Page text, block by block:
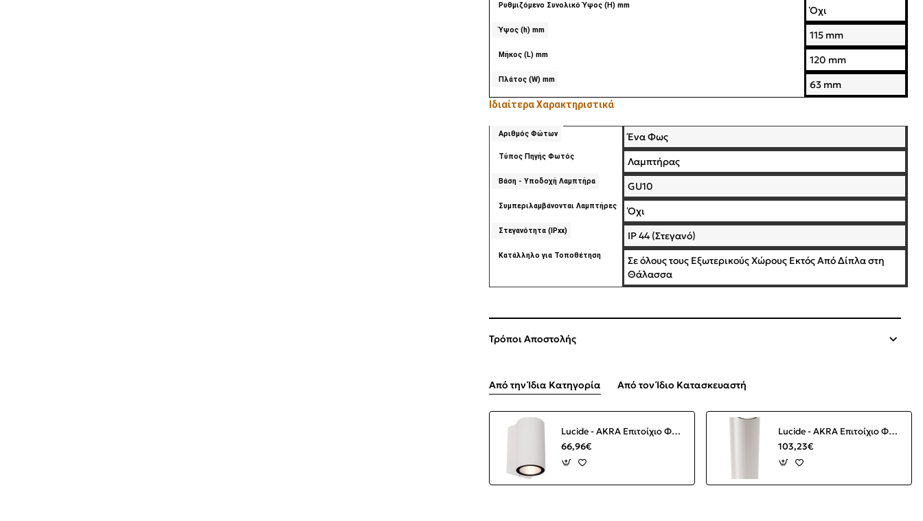
Ρυθμιζόμενο Συνολικό Ύψος (Η) mm Όχι
Ύψος (h) mm 115 mm
Μήκος (L) mm 120 mm
Πλάτος (W) mm 63 mm
Ιδιαίτερα Χαρακτηριστικά
Αριθμός Φώτων Ένα Φως
Τύπος Πηγής Φωτός Λαμπτήρας
Βάση - Υποδοχή Λαμπτήρα GU10
Συμπεριλαμβάνονται Λαμπτήρες Όχι
Στεγανότητα (IPxx) IP 44 (Στεγανό)
Κατάλληλο για Τοποθέτηση
Σε όλους τους Εξωτερικούς Χώρους Εκτός Από Δίπλα στη
Θάλασσα
Τρόποι Αποστολής
Από την Ίδια Κατηγορία Από τον Ίδιο Κατασκευαστή
Lucide - AKRA Επιτοίχιο Φωτιστικό LED Λευκό (White) 2700 K
66,96€
Lucide - AKRA Επιτοίχιο Φωτιστικό LED Λευκό (White) 2700 K
103,23€